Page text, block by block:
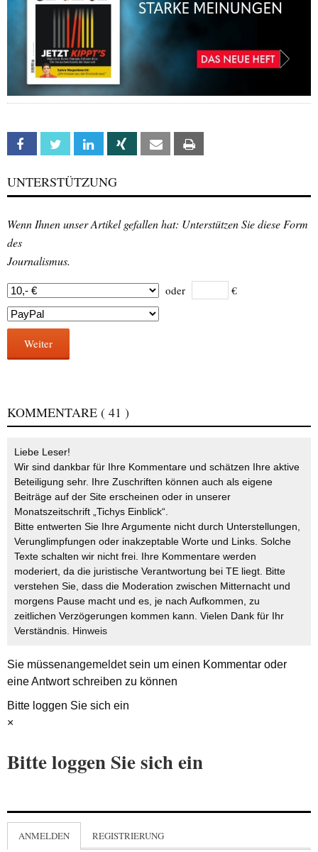
Facebook Twitter Linkedin Xing Email
UNTERSTÜTZUNG
Wenn Ihnen unser Artikel gefallen hat: Unterstützen Sie diese Form
des
Journalismus.
oder €
Weiter
KOMMENTARE ( 41 )
Liebe Leser!
Wir sind dankbar für Ihre Kommentare und schätzen Ihre aktive
Beteiligung sehr. Ihre Zuschriften können auch als eigene
Beiträge auf der Site erscheinen oder in unserer
Monatszeitschrift „Tichys Einblick“.
Bitte entwerten Sie Ihre Argumente nicht durch Unterstellungen,
Verunglimpfungen oder inakzeptable Worte und Links. Solche
Texte schalten wir nicht frei. Ihre Kommentare werden
moderiert, da die juristische Verantwortung bei TE liegt. Bitte
verstehen Sie, dass die Moderation zwischen Mitternacht und
morgens Pause macht und es, je nach Aufkommen, zu
zeitlichen Verzögerungen kommen kann. Vielen Dank für Ihr
Verständnis. Hinweis
Sie müssenangemeldetsein um einen Kommentar oder
eine Antwort schreiben zu können
Bitte loggen Sie sich ein
×
Bitte loggen Sie sich ein
ANMELDEN REGISTRIERUNG